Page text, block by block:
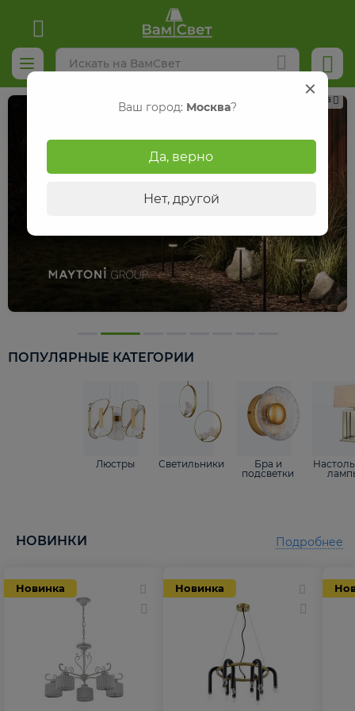
Реклама
ПОПУЛЯРНЫЕ КАТЕГОРИИ
Люстры Светильники
Бра и
подсветки
НОВИНКИ
Новинка Новинка
Подробнее
Ваш город: Москва?
Да, верно
Нет, другой